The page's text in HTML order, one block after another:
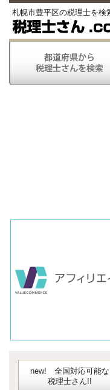
札幌市豊平区の税理士を検
new! 全国対応可能な
税理士さん!!